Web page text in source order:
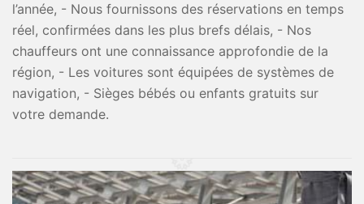
l’année, - Nous fournissons des réservations en temps
réel, confirmées dans les plus brefs délais, - Nos
chauffeurs ont une connaissance approfondie de la
région, - Les voitures sont équipées de systèmes de
navigation, - Sièges bébés ou enfants gratuits sur
votre demande.